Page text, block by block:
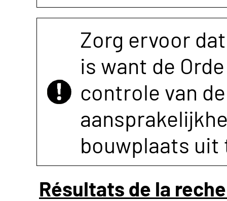
Zorg ervoor
is want de
controle van
bouwplaats uit
Résultats de la